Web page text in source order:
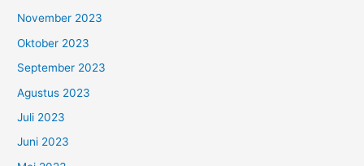
November 2023
Oktober 2023
September 2023
Agustus 2023
Juli 2023
Juni 2023